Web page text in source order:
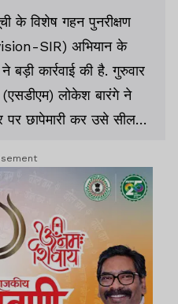
के विशेष गहन पुनरीक्षण
SIR) अभियान के
बड़ी कार्रवाई की है. गुरुवार
लोकेश बारंगे ने
छापेमारी कर उसे सील